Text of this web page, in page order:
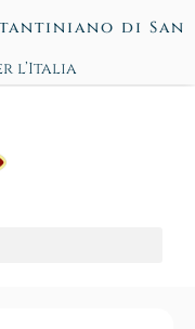
di San
l’Italia